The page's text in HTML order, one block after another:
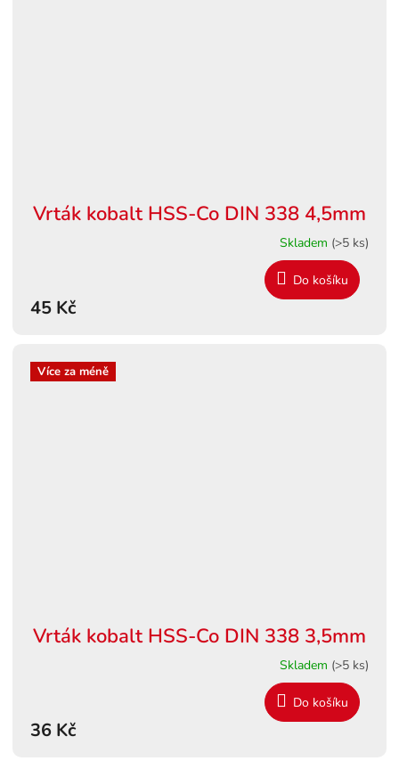
Vrták kobalt HSS-Co DIN 338 4,5mm
Skladem (>5 ks)
45 Kč
Do košíku
Více za méně
Vrták kobalt HSS-Co DIN 338 3,5mm
Skladem (>5 ks)
36 Kč
Do košíku